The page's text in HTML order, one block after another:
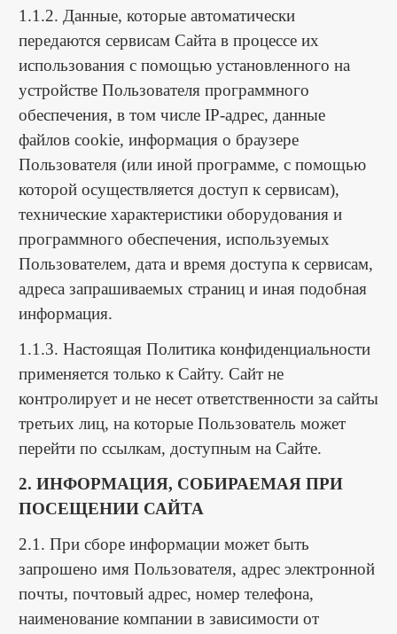
1.1.2. Данные, которые автоматически
передаются сервисам Сайта в процессе их
использования с помощью установленного на
устройстве Пользователя программного
обеспечения, в том числе IP-адрес, данные
файлов cookie, информация о браузере
Пользователя (или иной программе, с помощью
которой осуществляется доступ к сервисам),
технические характеристики оборудования и
программного обеспечения, используемых
Пользователем, дата и время доступа к сервисам,
адреса запрашиваемых страниц и иная подобная
информация.
1.1.3. Настоящая Политика конфиденциальности
применяется только к Сайту. Сайт не
контролирует и не несет ответственности за сайты
третьих лиц, на которые Пользователь может
перейти по ссылкам, доступным на Сайте.
2. ИНФОРМАЦИЯ, СОБИРАЕМАЯ ПРИ
ПОСЕЩЕНИИ САЙТА
2.1. При сборе информации может быть
запрошено имя Пользователя, адрес электронной
почты, почтовый адрес, номер телефона,
наименование компании в зависимости от